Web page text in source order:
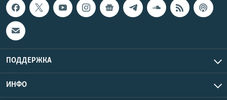
ПОДДЕРЖКА
ИНФО